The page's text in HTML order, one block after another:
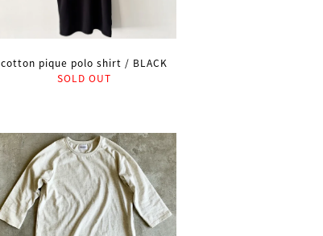
cotton pique polo shirt / BLACK
SOLD OUT